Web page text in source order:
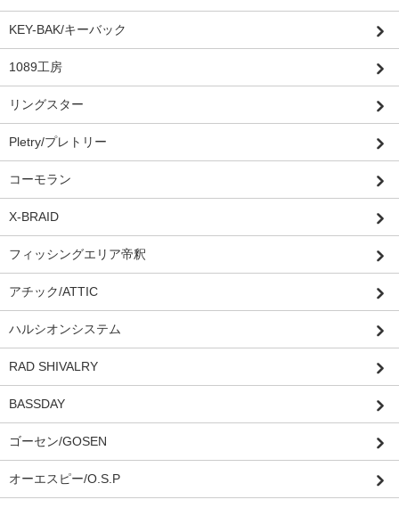
KEY-BAK/キーバック
1089工房
リングスター
Pletry/プレトリー
コーモラン
X-BRAID
フィッシングエリア帝釈
アチック/ATTIC
ハルシオンシステム
RAD SHIVALRY
BASSDAY
ゴーセン/GOSEN
オーエスピー/O.S.P